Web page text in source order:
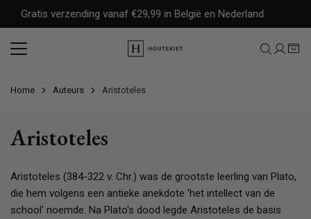
content
Gratis verzending vanaf €29,99 in België en Nederland
Home Auteurs Aristoteles
Aristoteles
Aristoteles (384-322 v. Chr.) was de grootste leerling van Plato,
die hem volgens een antieke anekdote 'het intellect van de
school' noemde. Na Plato's dood legde Aristoteles de basis